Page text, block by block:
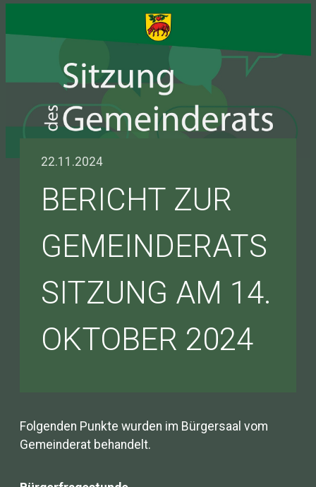
22.11.2024
BERICHT ZUR
GEMEINDERATS
SITZUNG AM 14.
OKTOBER 2024
Folgenden Punkte wurden im Bürgersaal vom
Gemeinderat behandelt.